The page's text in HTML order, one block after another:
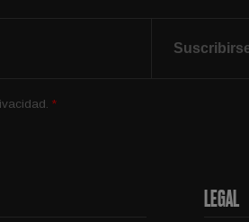
*
LEGAL